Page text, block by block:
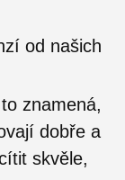
od našich
znamená,
dobře a
skvěle,